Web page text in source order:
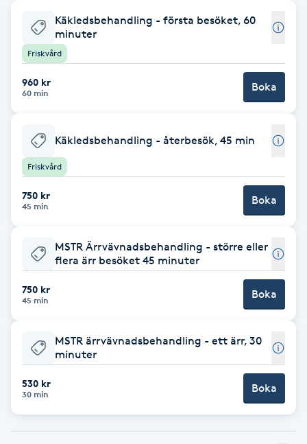
Babylights
Balayage
Barber
Barnklippning
Blowout
Bottenfärg
Brynplockning
Käkledsbehandling - första besöket, 60
minuter
Friskvård
960 kr
60 min Boka
Käkledsbehandling - återbesök, 45 min
Friskvård
750 kr
45 min Boka
MSTR Ärrvävnadsbehandling - större eller
flera ärr besöket 45 minuter
750 kr
45 min Boka
MSTR ärrvävnadsbehandling - ett ärr, 30
minuter
530 kr
30 min Boka